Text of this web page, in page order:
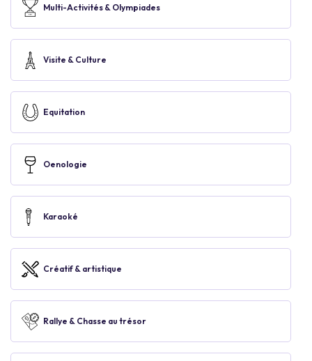
Multi-Activités & Olympiades
Visite & Culture
Equitation
Oenologie
Karaoké
Créatif & artistique
Rallye & Chasse au trésor